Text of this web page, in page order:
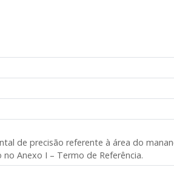
de precisão referente à área do
Anexo I – Termo de Referência.